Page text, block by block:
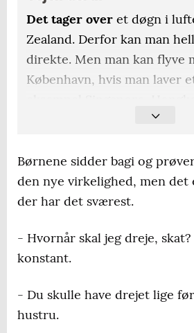
Det tager over et døgn i
Zealand. Derfor kan man
direkte. Men man kan flyve
København, hvis man laver
Bangkok. Singapore Air,
En flybillet kankoste alt fra
kroner, alt efter hvor tidligt
en af storbyerne på vejen
sjældent ekstra i flybilletter,
Flere danske rejseselskabe
Børnene sidder bagi og
den nye virkelighed, men det
der har det sværest.
- Hvornår skal jeg dreje,
konstant.
- Du skulle have drejet lige
hustru.